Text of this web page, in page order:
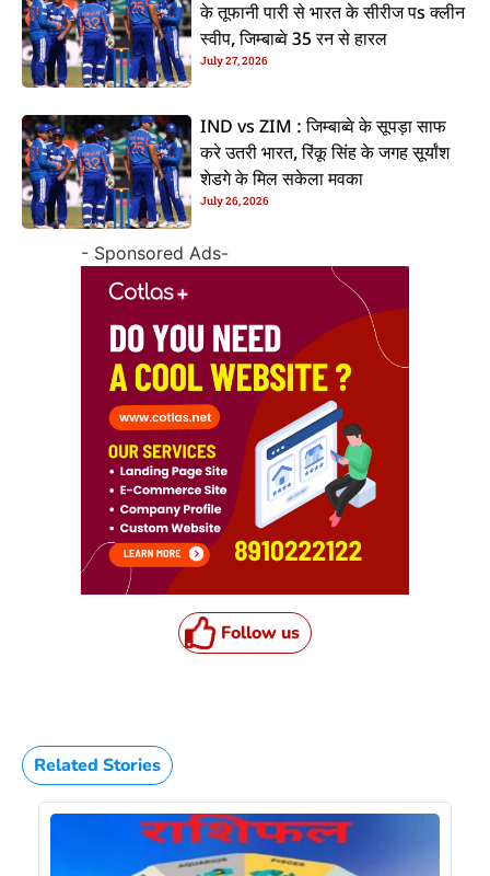
के तूफानी पारी से भारत के सीरीज पs क्लीन
स्वीप, जिम्बाब्वे 35 रन से हारल
July 27, 2026
IND vs ZIM : जिम्बाब्वे के सूपड़ा साफ
करे उतरी भारत, रिंकू सिंह के जगह सूर्यांश
शेडगे के मिल सकेला मवका
July 26, 2026
- Sponsored Ads-
Follow us
Related Stories